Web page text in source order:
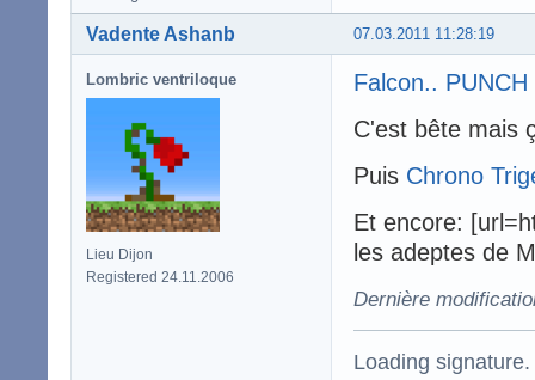
07.03.2011 11:28:19
Vadente Ashanb
Lombric ventriloque
Lieu Dijon
Registered 24.11.2006
Falcon.. PUNCH
C'est bête mais
Puis Chrono
Et encore:
les adeptes de
Dernière
Loading signature.